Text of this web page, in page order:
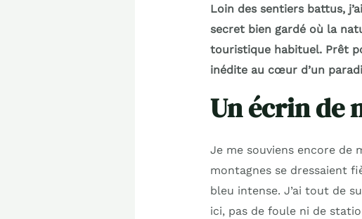
Loin des sentiers battus,
secret bien gardé où la
touristique habituel. Prêt
inédite au cœur d’un
Un écrin de
Je me souviens encore de
montagnes se dressaient
bleu intense. J’ai tout de
ici, pas de foule ni de